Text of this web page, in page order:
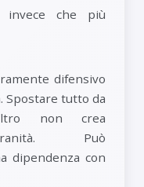
invece che più
difensivo
Spostare tutto da
non crea
Può
dipendenza con